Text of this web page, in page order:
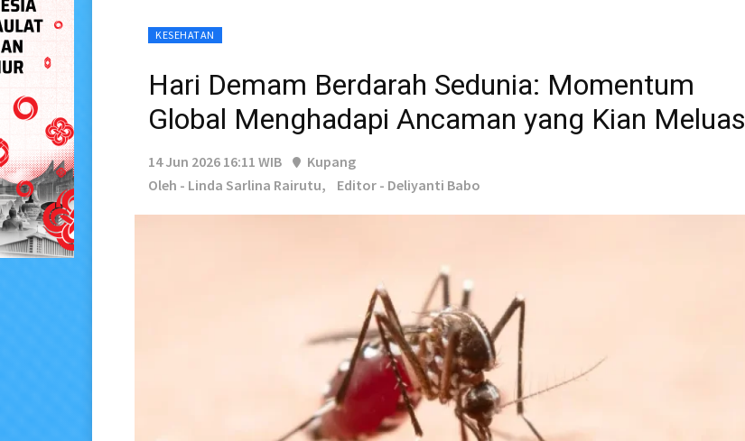
KESEHATAN
Hari Demam Berdarah Sedunia: Momentum
Global Menghadapi Ancaman yang Kian Meluas
14 Jun 2026 16:11 WIB
Kupang
Oleh - Linda Sarlina Rairutu,
Editor - Deliyanti Babo